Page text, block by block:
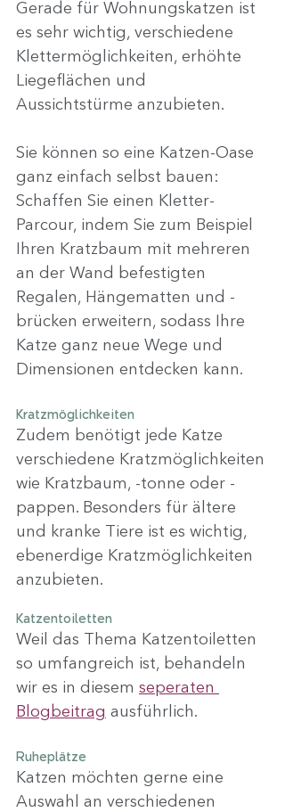
Gerade für Wohnungskatzen ist
es sehr wichtig, verschiedene
Klettermöglichkeiten, erhöhte
Liegeflächen und
Aussichtstürme anzubieten.
Sie können so eine Katzen-Oase
ganz einfach selbst bauen:
Schaffen Sie einen Kletter-
Parcour, indem Sie zum Beispiel
Ihren Kratzbaum mit mehreren
an der Wand befestigten
Regalen, Hängematten und -
brücken erweitern, sodass Ihre
Katze ganz neue Wege und
Dimensionen entdecken kann.
Kratzmöglichkeiten
Zudem benötigt jede Katze
verschiedene Kratzmöglichkeiten
wie Kratzbaum, -tonne oder -
pappen. Besonders für ältere
und kranke Tiere ist es wichtig,
ebenerdige Kratzmöglichkeiten
anzubieten.
Katzentoiletten
Weil das Thema Katzentoiletten
so umfangreich ist, behandeln
wir es in diesem seperaten
Blogbeitrag ausführlich.
Ruheplätze
Katzen möchten gerne eine
Auswahl an verschiedenen